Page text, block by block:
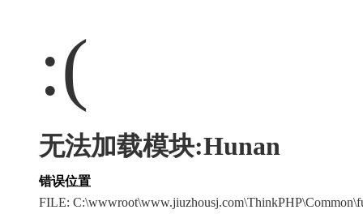
:(
无法加载模块:Hunan
错误位置
FILE: